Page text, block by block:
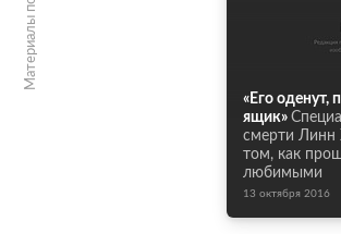
Материалы по теме
«Его оденут,
ящик»
смерти
том, как
любимыми
13 октября 2016